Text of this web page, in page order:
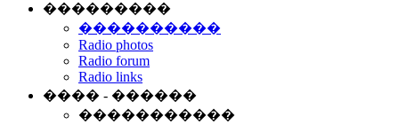
���������
����������
Radio photos
Radio forum
Radio links
���� - ������
�����������